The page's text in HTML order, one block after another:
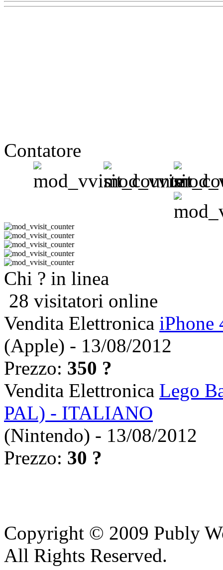
Contatore
Chi ? in linea
28 visitatori online
Vendita Elettronica iPhone
(Apple) - 13/08/2012
Prezzo: 350 ?
Vendita Elettronica Lego
PAL) - ITALIANO
(Nintendo) - 13/08/2012
Prezzo: 30 ?
Copyright © 2009 Publy
All Rights Reserved.